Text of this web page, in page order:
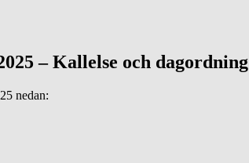
– Kallelse och dagordning
nedan: